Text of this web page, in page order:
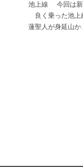
池上線 今回は新
良く乗った池
蓮聖人が身延山か